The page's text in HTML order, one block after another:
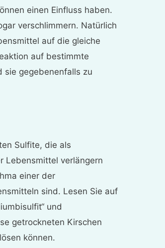
einen Einfluss haben.
verschlimmern. Natürlich
auf die gleiche
auf bestimmte
sie gegebenenfalls zu
Sulfite, die als
Lebensmittel verlängern
einer der
sind. Lesen Sie auf
und
getrockneten Kirschen
können.